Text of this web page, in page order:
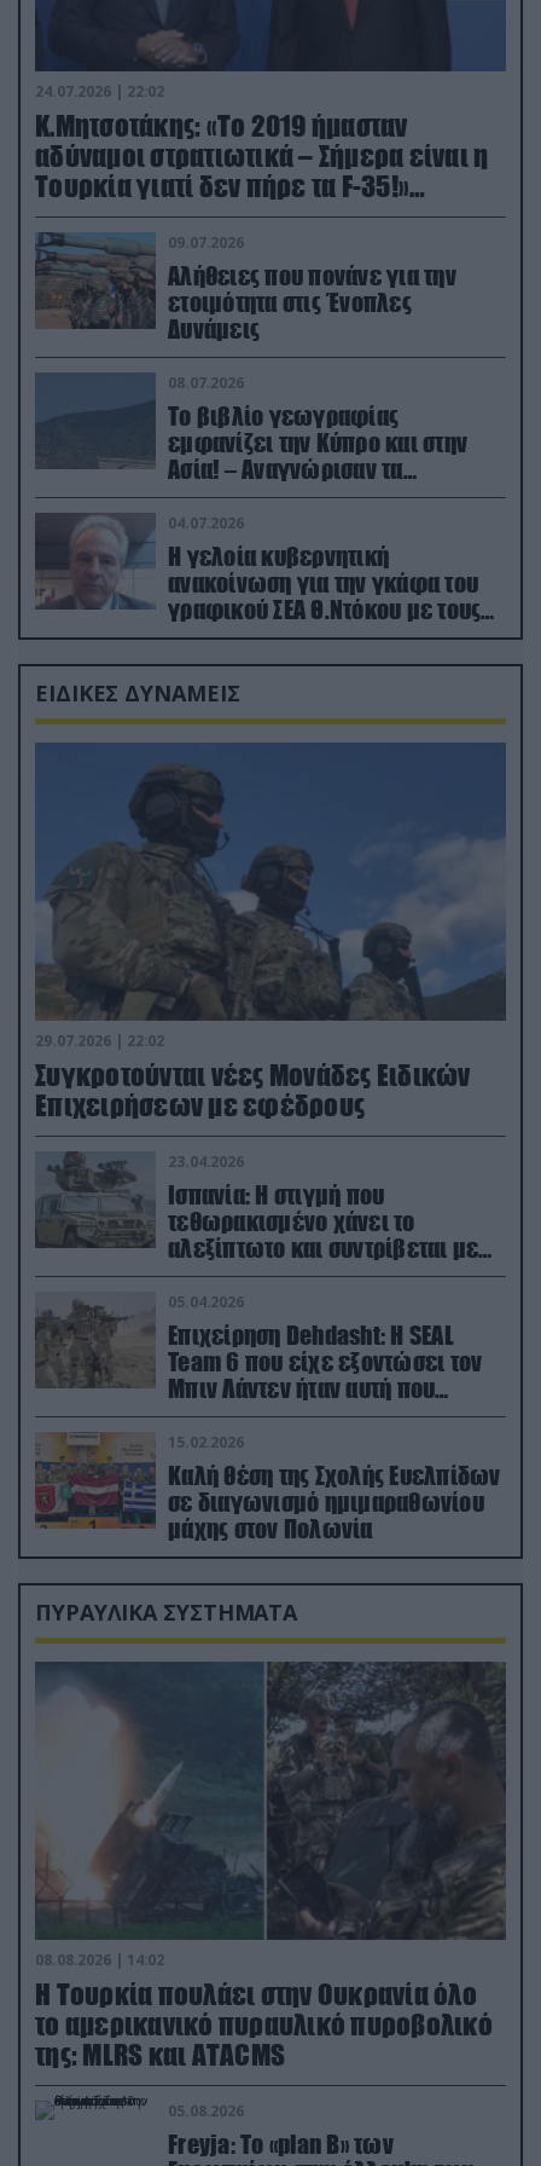
24.07.2026 | 22:02
Κ.Μητσοτάκης: «Το 2019 ήμασταν
αδύναμοι στρατιωτικά – Σήμερα είναι η
Τουρκία γιατί δεν πήρε τα F-35!»
(βίντεο)
09.07.2026
Αλήθειες που πονάνε για την
ετοιμότητα στις Ένοπλες
Δυνάμεις
08.07.2026
Το βιβλίο γεωγραφίας
εμφανίζει την Κύπρο και στην
Ασία! – Αναγνώρισαν τα
κατεχόμενα; (φωτο)
04.07.2026
Η γελοία κυβερνητική
ανακοίνωση για την γκάφα του
γραφικού ΣΕΑ Θ.Ντόκου με τους
Ρώσους φαρσέρ
ΕΙΔΙΚΕΣ ΔΥΝΑΜΕΙΣ
29.07.2026 | 22:02
Συγκροτούνται νέες Μονάδες Ειδικών
Επιχειρήσεων με εφέδρους
23.04.2026
Ισπανία: Η στιγμή που
τεθωρακισμένο χάνει το
αλεξίπτωτο και συντρίβεται με
ορμή στο έδαφος (βίντεο)
05.04.2026
Επιχείρηση Dehdasht: Η SEAL
Team 6 που είχε εξοντώσει τον
Μπιν Λάντεν ήταν αυτή που
διέσωσε τον πιλότο του F-15
15.02.2026
Καλή θέση της Σχολής Ευελπίδων
σε διαγωνισμό ημιμαραθωνίου
μάχης στον Πολωνία
ΠΥΡΑΥΛΙΚΑ ΣΥΣΤΗΜΑΤΑ
08.08.2026 | 14:02
Η Τουρκία πουλάει στην Ουκρανία όλο
το αμερικανικό πυραυλικό πυροβολικό
της: MLRS και ΑΤΑCMS
05.08.2026
Freyja: Το «plan Β» των